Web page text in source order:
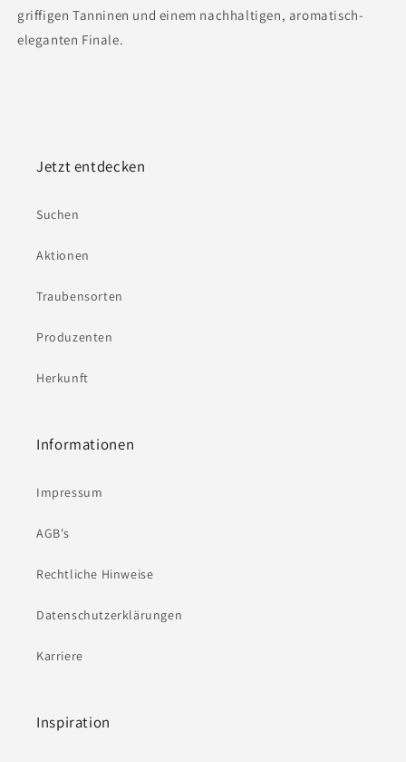
griffigen Tanninen und einem nachhaltigen, aromatisch-
eleganten Finale.
Jetzt entdecken
Suchen
Aktionen
Traubensorten
Produzenten
Herkunft
Informationen
Impressum
AGB's
Rechtliche Hinweise
Datenschutzerklärungen
Karriere
Inspiration